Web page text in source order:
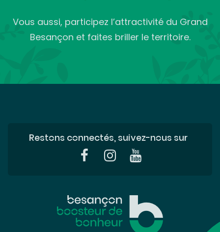
Vous aussi, participez l’attractivité du Grand
Besançon et faites briller le territoire.
Restons connectés, suivez-nous sur